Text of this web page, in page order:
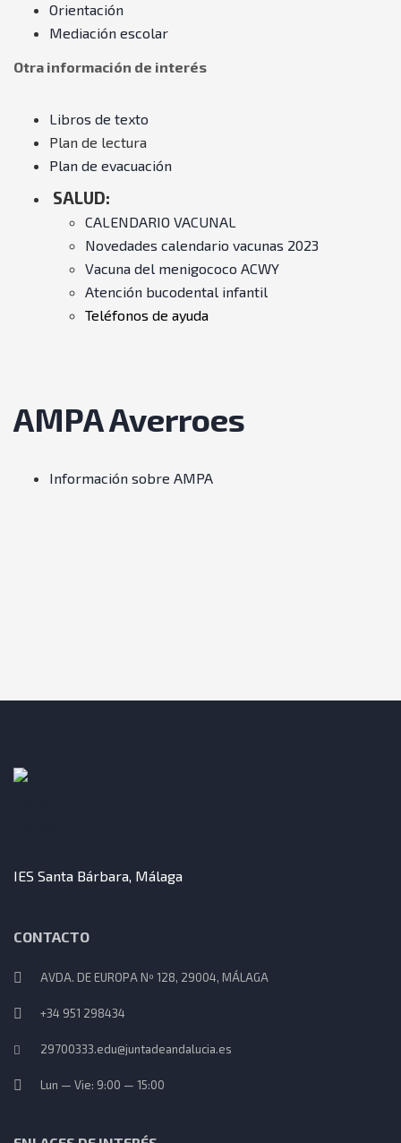
Orientación
Mediación escolar
Otra información de interés
Libros de texto
Plan de lectura
Plan de evacuación
SALUD:
CALENDARIO VACUNAL
Novedades calendario vacunas 2023
Vacuna del menigococo ACWY
Atención bucodental infantil
Teléfonos de ayuda
AMPA Averroes
Información sobre AMPA
IES Santa Bárbara, Málaga
CONTACTO
AVDA. DE EUROPA Nº 128, 29004, MÁLAGA
+34 951 298434
29700333.edu@juntadeandalucia.es
Lun — Vie: 9:00 — 15:00